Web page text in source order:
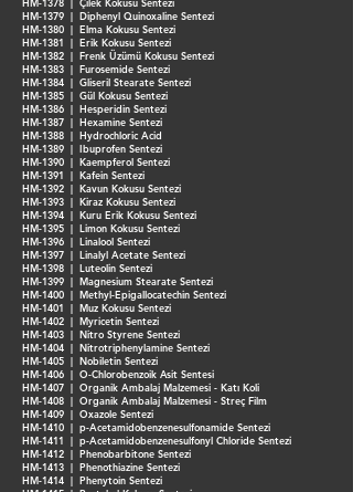
HM-1379 | Diphenyl Quinoxaline Sentezi
HM-1380 | Elma Kokusu Sentezi
HM-1381 | Erik Kokusu Sentezi
HM-1382 | Frenk Üzümü Kokusu Sentezi
HM-1383 | Furosemide Sentezi
HM-1384 | Gliseril Stearate Sentezi
HM-1385 | Gül Kokusu Sentezi
HM-1386 | Hesperidin Sentezi
HM-1387 | Hexamine Sentezi
HM-1388 | Hydrochloric Acid
HM-1389 | Ibuprofen Sentezi
HM-1390 | Kaempferol Sentezi
HM-1391 | Kafein Sentezi
HM-1392 | Kavun Kokusu Sentezi
HM-1393 | Kiraz Kokusu Sentezi
HM-1394 | Kuru Erik Kokusu Sentezi
HM-1395 | Limon Kokusu Sentezi
HM-1396 | Linalool Sentezi
HM-1397 | Linalyl Acetate Sentezi
HM-1398 | Luteolin Sentezi
HM-1399 | Magnesium Stearate Sentezi
HM-1400 | Methyl-Epigallocatechin Sentezi
HM-1401 | Muz Kokusu Sentezi
HM-1402 | Myricetin Sentezi
HM-1403 | Nitro Styrene Sentezi
HM-1404 | Nitrotriphenylamine Sentezi
HM-1405 | Nobiletin Sentezi
HM-1406 | O-Chlorobenzoik Asit Sentesi
HM-1407 | Organik Ambalaj Malzemesi - Katı Koli
HM-1408 | Organik Ambalaj Malzemesi - Streç Film
HM-1409 | Oxazole Sentezi
HM-1410 | p-Acetamidobenzenesulfonamide Sentezi
HM-1411 | p-Acetamidobenzenesulfonyl Chloride Sentezi
HM-1412 | Phenobarbitone Sentezi
HM-1413 | Phenothiazine Sentezi
HM-1414 | Phenytoin Sentezi